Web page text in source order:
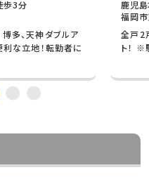
歩3分
多、天神ダブルア
利な立地！転勤者に
鹿児
福岡
全戸2
ト！ ※